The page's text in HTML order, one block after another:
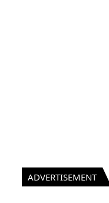
ADVERTISEMENT